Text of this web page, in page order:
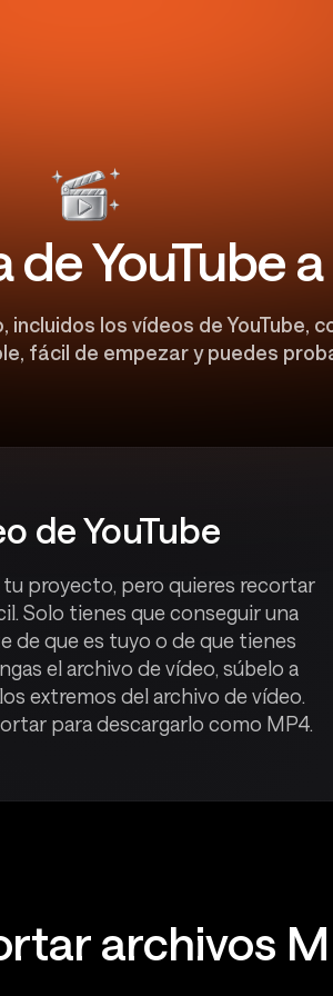
YouTube
los vídeos de YouTube,
fácil de empezar y puedes
de YouTube
proyecto, pero quieres recortar
Solo tienes que conseguir una
de que es tuyo o de que tienes
el archivo de vídeo, súbelo a
extremos del archivo de vídeo.
para descargarlo como MP4.
archivos